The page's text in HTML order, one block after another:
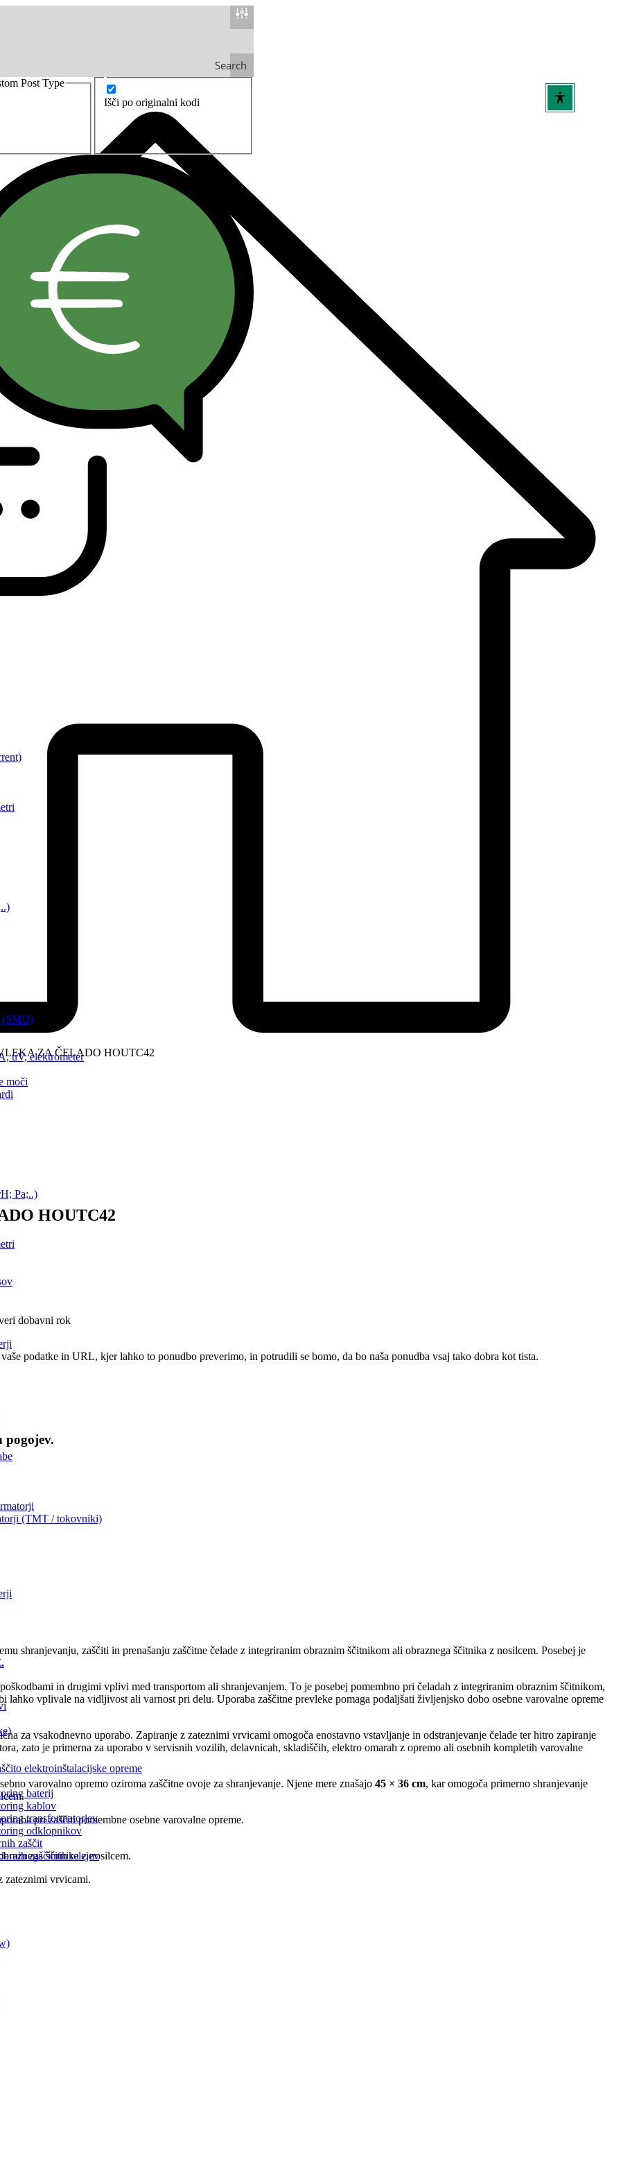
Search
Post Type
Išči po originalni kodi
(SMU)
uV, elektrometer
moči
Pa;..)
(TMT / tokovniki)
elektroinštalacijske opreme
baterij
kablov
transformatorjev
odklopnikov
zaščit
zaščitnih relejev
ZA ČELADO HOUTC42
HOUTC42
dobavni rok
podatke in URL, kjer lahko to ponudbo preverimo, in potrudili se bomo, da bo naša ponudba vsaj tako dobra kot tista.
pogojev.
shranjevanju, zaščiti in prenašanju zaščitne čelade z integriranim obraznim ščitnikom ali obraznega ščitnika z nosilcem. Posebej je
in drugimi vplivi med transportom ali shranjevanjem. To je posebej pomembno pri čeladah z integriranim obraznim ščitnikom,
lahko vplivale na vidljivost ali varnost pri delu. Uporaba zaščitne prevleke pomaga podaljšati življenjsko dobo osebne varovalne opreme
za vsakodnevno uporabo. Zapiranje z zateznimi vrvicami omogoča enostavno vstavljanje in odstranjevanje čelade ter hitro zapiranje
zato je primerna za uporabo v servisnih vozilih, delavnicah, skladiščih, elektro omarah z opremo ali osebnih kompletih varovalne
varovalno opremo oziroma zaščitne ovoje za shranjevanje. Njene mere znašajo 45 × 36 cm, kar omogoča primerno shranjevanje
pri zaščiti pomembne osebne varovalne opreme.
ščitnika z nosilcem.
zateznimi vrvicami.